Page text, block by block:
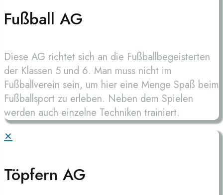
Fußball AG
Diese AG richtet sich an die Fußballbegeisterten
der Klassen 5 und 6. Man muss nicht im
Fußballverein sein, um hier eine Menge Spaß beim
Fußballsport zu erleben. Neben dem Spielen
werden auch einzelne Techniken trainiert.
✕
Töpfern AG